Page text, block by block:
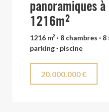
panoramiques
1216m²
1216 m² · 8 chambres ·
parking · piscine
20.000.000 €